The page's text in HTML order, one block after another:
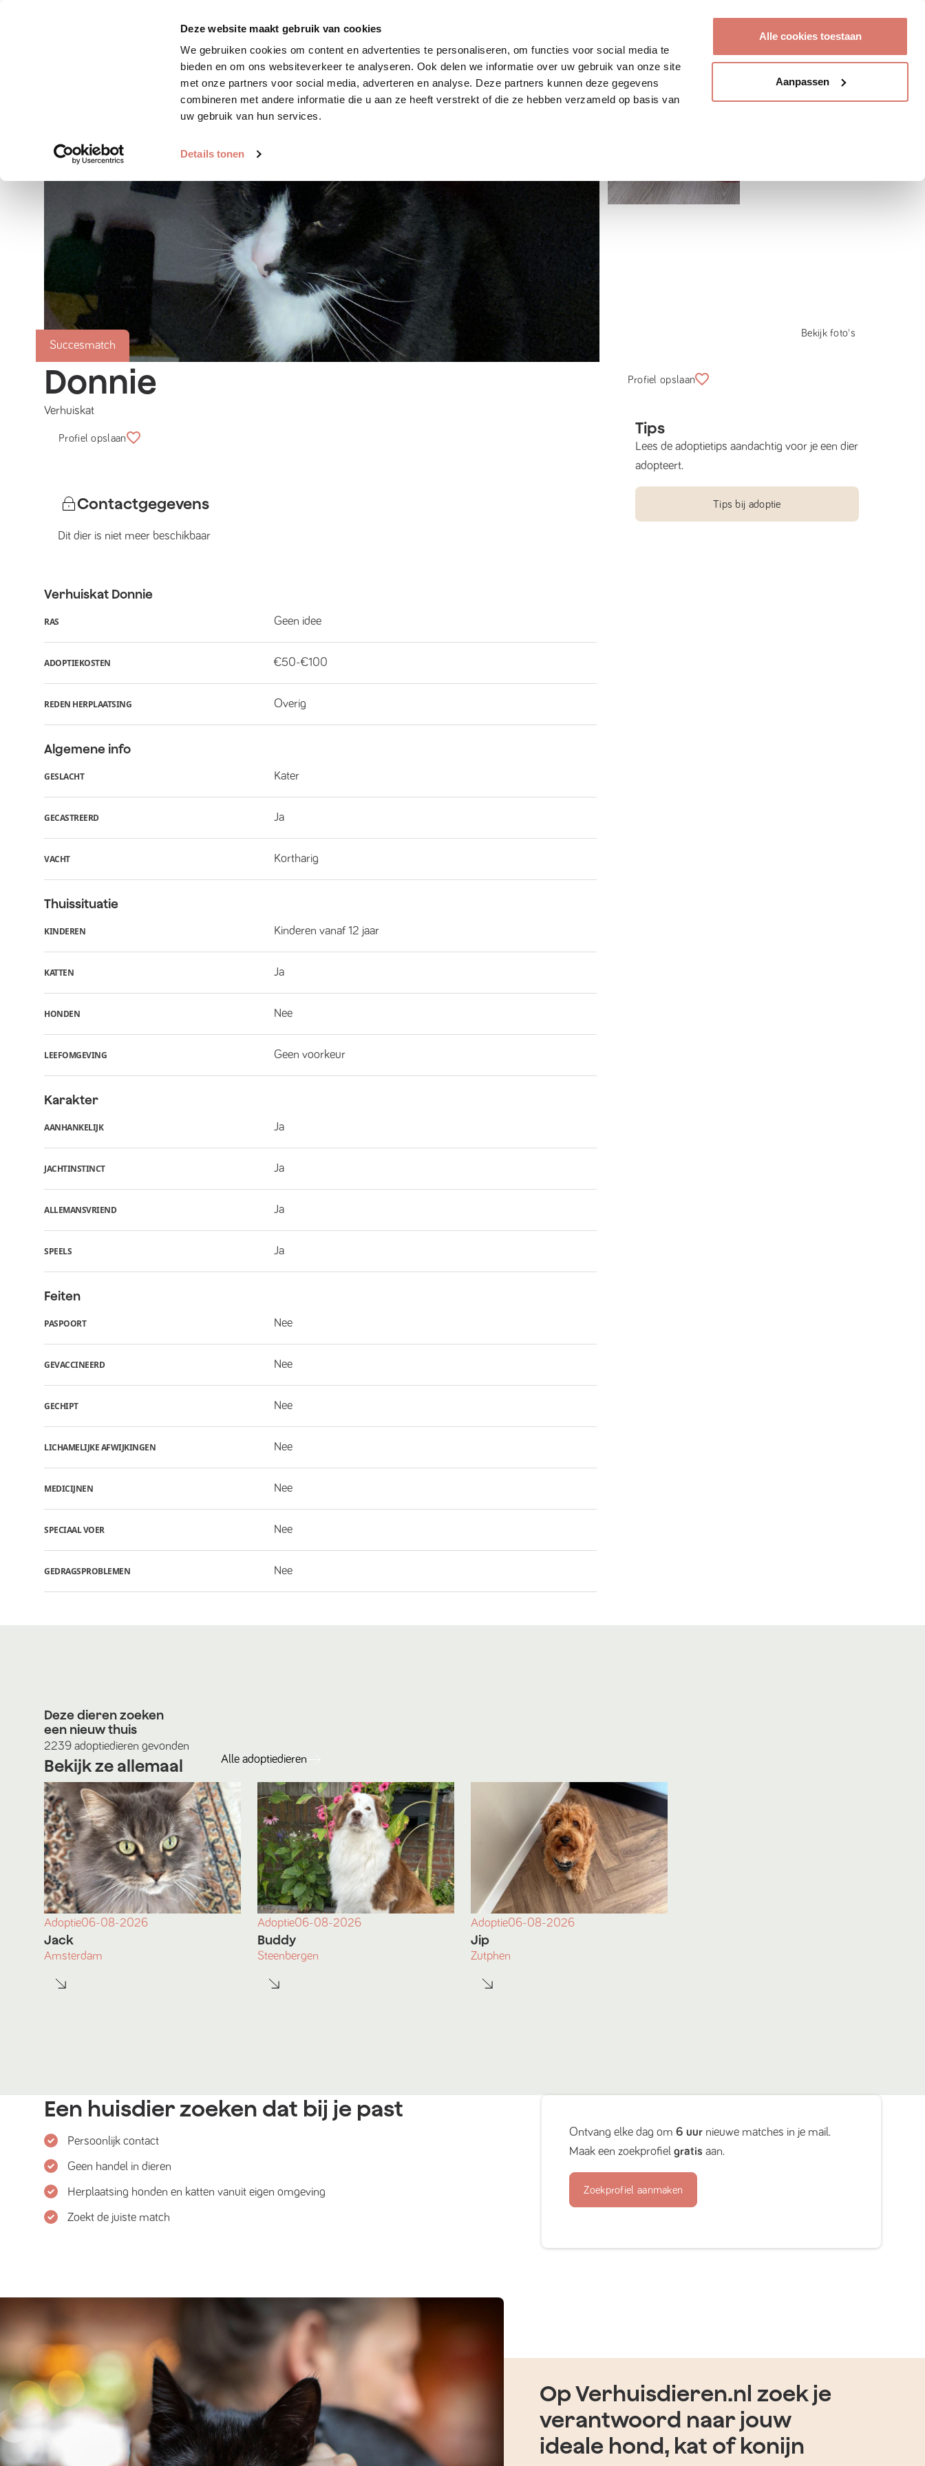
Deze website maakt gebruik van cookies
We gebruiken cookies om content en advertenties te personaliseren, om functies voor social media te
bieden en om ons websiteverkeer te analyseren. Ook delen we informatie over uw gebruik van onze site
met onze partners voor social media, adverteren en analyse. Deze partners kunnen deze gegevens
combineren met andere informatie die u aan ze heeft verstrekt of die ze hebben verzameld op basis van
uw gebruik van hun services.
Details tonen
Alle cookies toestaan
Aanpassen
Zoek huisdier Plaats huisdier Hoe werkt het?
Succesmatch
Bekijk foto's
Donnie
Verhuiskat
Profiel opslaan
Contactgegevens
Dit dier is niet meer beschikbaar
Verhuiskat Donnie
RAS Geen idee
ADOPTIEKOSTEN €50-€100
REDEN HERPLAATSING Overig
Algemene info
GESLACHT Kater
GECASTREERD Ja
VACHT Kortharig
Thuissituatie
KINDEREN Kinderen vanaf 12 jaar
KATTEN Ja
HONDEN Nee
LEEFOMGEVING Geen voorkeur
Karakter
AANHANKELIJK Ja
JACHTINSTINCT Ja
ALLEMANSVRIEND Ja
SPEELS Ja
Feiten
PASPOORT Nee
GEVACCINEERD Nee
GECHIPT Nee
LICHAMELIJKE AFWIJKINGEN Nee
MEDICIJNEN Nee
SPECIAAL VOER Nee
GEDRAGSPROBLEMEN Nee
Profiel opslaan
Tips
Lees de adoptietips aandachtig voor je een dier
adopteert.
Tips bij adoptie
Deze dieren zoeken
een nieuw thuis
2239 adoptiedieren gevonden
Bekijk ze allemaal Alle adoptiedieren
Adoptie06-08-2026
Jack
Amsterdam
Adoptie06-08-2026
Buddy
Steenbergen
Adoptie06-08-2026
Jip
Zutphen
Een huisdier zoeken dat bij je past
Persoonlijk contact
Geen handel in dieren
Herplaatsing honden en katten vanuit eigen omgeving
Zoekt de juiste match
Ontvang elke dag om6 uur nieuwe matches in je mail.
Maak een zoekprofielgratis aan.
Zoekprofiel aanmaken
Op Verhuisdieren.nl zoek je
verantwoord naar jouw
ideale hond, kat of konijn